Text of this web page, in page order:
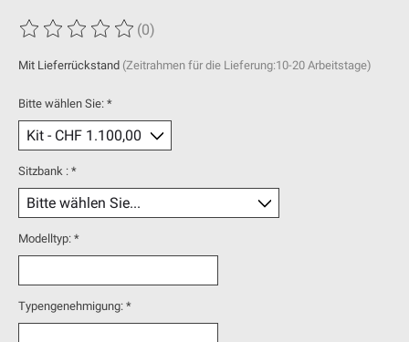
Die Bewertung dieses Produkts ist
(0)
Mit Lieferrückstand (Zeitrahmen für die Lieferung:10-20 Arbeitstage)
Bitte wählen Sie: *
Sitzbank : *
Modelltyp: *
Typengenehmigung: *